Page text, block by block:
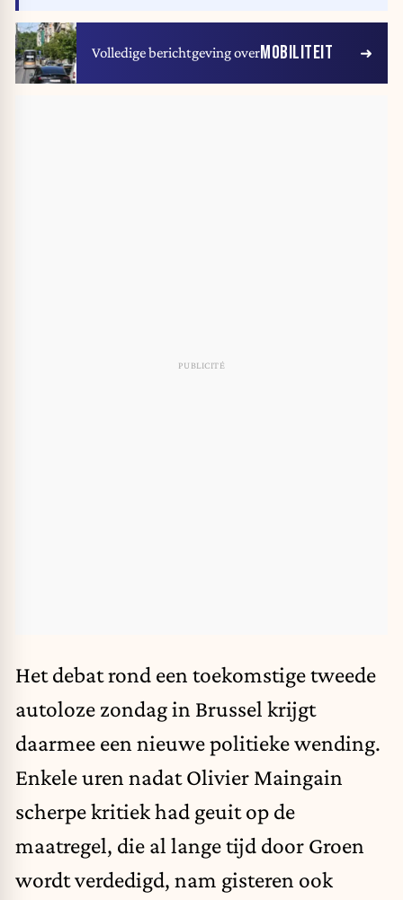
Volledige berichtgeving overMOBILITEIT
Het debat rond een toekomstige tweede
autoloze zondag in Brussel krijgt
daarmee een nieuwe politieke wending.
Enkele uren nadat Olivier Maingain
scherpe kritiek had geuit op de
maatregel, die al lange tijd door Groen
wordt verdedigd, nam gisteren ook